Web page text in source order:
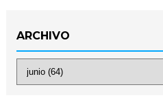
ARCHIVO